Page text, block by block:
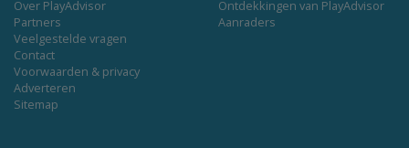
Over PlayAdvisor
Partners
Veelgestelde vragen
Contact
Voorwaarden & privacy
Adverteren
Sitemap
Ontdekkingen van PlayAdvisor
Aanraders